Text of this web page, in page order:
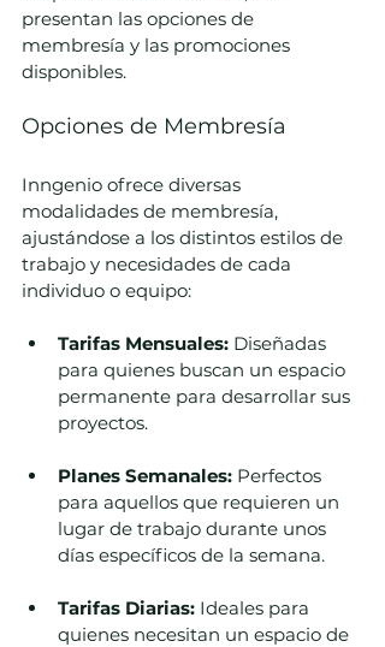
presentan las opciones de
membresía y las promociones
disponibles.
Opciones de Membresía
Inngenio ofrece diversas
modalidades de membresía,
ajustándose a los distintos estilos de
trabajo y necesidades de cada
individuo o equipo:
Tarifas Mensuales: Diseñadas
para quienes buscan un espacio
permanente para desarrollar sus
proyectos.
Planes Semanales: Perfectos
para aquellos que requieren un
lugar de trabajo durante unos
días específicos de la semana.
Tarifas Diarias: Ideales para
quienes necesitan un espacio de